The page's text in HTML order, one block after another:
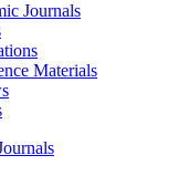
Journals
Materials